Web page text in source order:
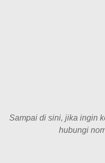
Sampai di sini, jika ingin
hubungi